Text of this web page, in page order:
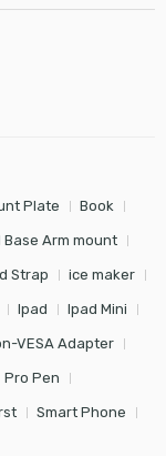
Plate Book
Base Arm mount
Strap ice maker
Ipad Ipad Mini
VESA Adapter
Pro Pen
Smart Phone